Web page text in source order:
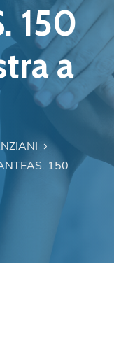
150
a
150